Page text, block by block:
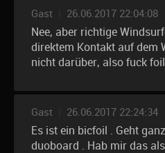
Gast 26.06.2017 22:04:08
Nee, aber richtige
direktem Kontakt auf dem
nicht darüber, also fuck
Gast 26.06.2017 22:24:34
Es ist ein bicfoil . Geht
duoboard . Hab mir das